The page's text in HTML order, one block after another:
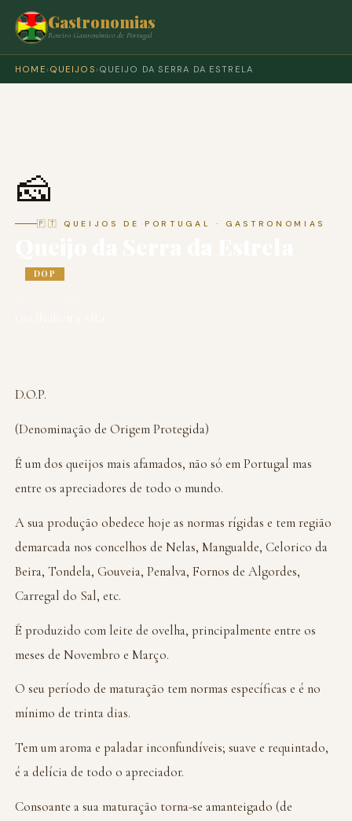
Gastronomias
Roteiro Gastronómico de Portugal
HOME › QUEIJOS › QUEIJO DA SERRA DA ESTRELA
🧀
🇵🇹 QUEIJOS DE PORTUGAL · GASTRONOMIAS
DOP
D.O.P.
(Denominação de Origem Protegida)
É um dos queijos mais afamados, não só em Portugal mas
entre os apreciadores de todo o mundo.
A sua produção obedece hoje as normas rígidas e tem região
demarcada nos concelhos de Nelas, Mangualde, Celorico da
Beira, Tondela, Gouveia, Penalva, Fornos de Algordes,
Carregal do Sal, etc.
É produzido com leite de ovelha, principalmente entre os
meses de Novembro e Março.
O seu período de maturação tem normas específicas e é no
mínimo de trinta dias.
Tem um aroma e paladar inconfundíveis; suave e requintado,
é a delícia de todo o apreciador.
Consoante a sua maturação torna-se amanteigado (de